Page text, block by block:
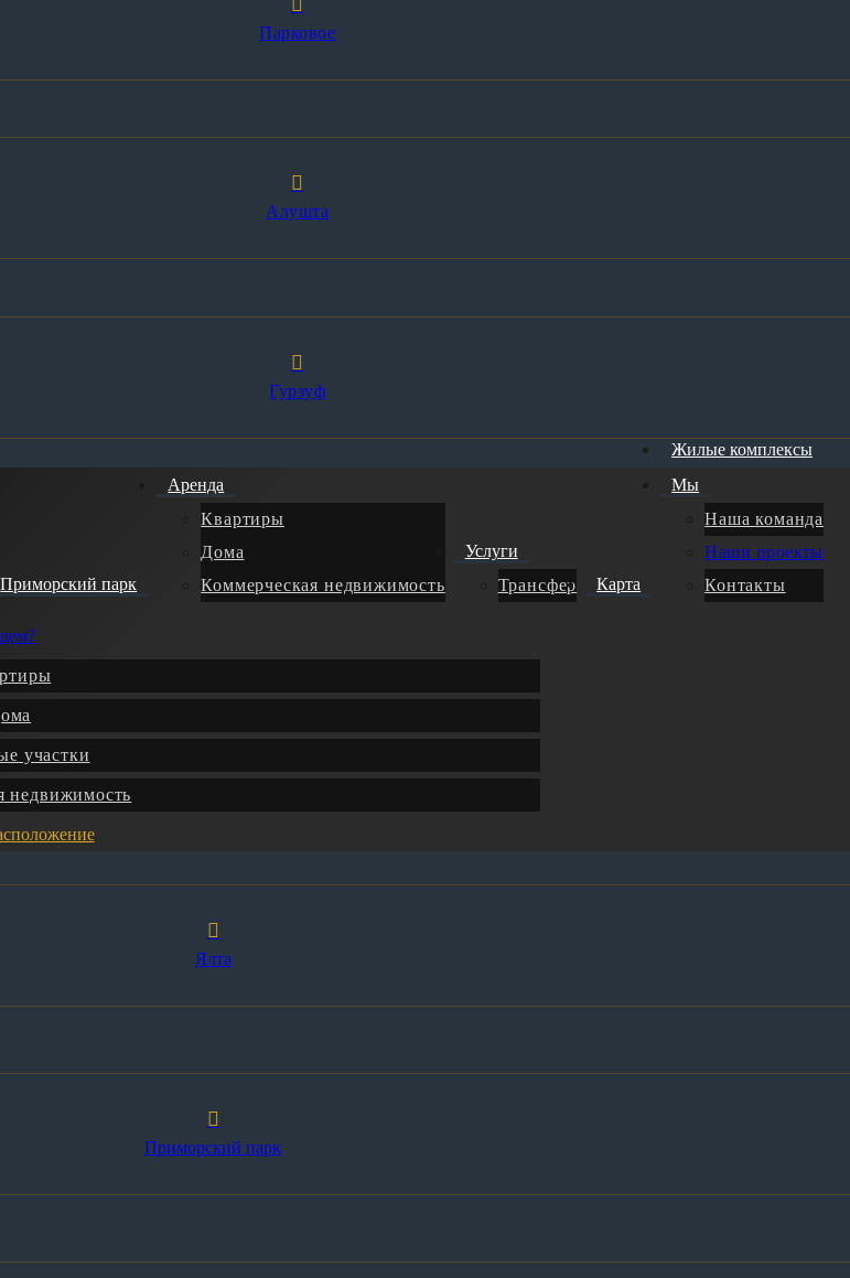
Парковое
Алушта
Гурзуф
Жилые комплексы
Приморский парк
Аренда
Квартиры
Дома
Коммерческая недвижимость
Услуги
Трансфер
Карта
Мы
Наша команда
Наши проекты
Контакты
участки
недвижимость
Ялта
Приморский парк